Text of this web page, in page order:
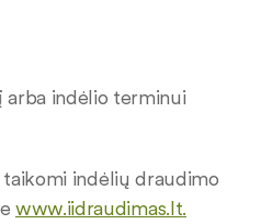
arba indėlio terminui
taikomi indėlių draudimo
www.iidraudimas.lt.